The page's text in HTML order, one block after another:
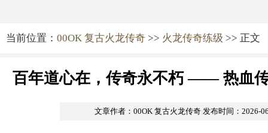
当前位置： 00OK 复古火龙传奇 >> 火龙传奇练级 >> 正文
百年道心在，传奇永不朽 —— 热血
文章作者：00OK 复古火龙传奇 发布时间：2026-